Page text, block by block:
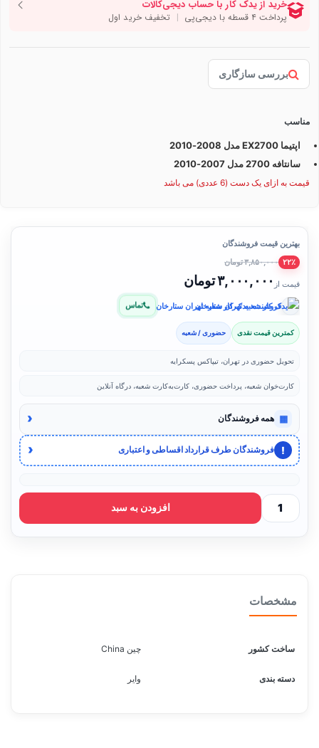
بررسی سازگاری
مناسب
اپتیما EX2700 مدل 2008-2010
سانتافه 2700 مدل 2007-2010
قیمت به ازای یک دست (6 عددی) می باشد
بهترین قیمت فروشندگان
۲۲٪ ۳,۸۵۰,۰۰۰ تومان
قیمت از ۳,۰۰۰,۰۰۰ تومان
فروشنده: یدک کار شعبه تهران ستارخان تماس
کمترین قیمت نقدی حضوری / شعبه
تحویل حضوری در تهران، تیپاکس پسکرایه
کارت‌خوان شعبه، پرداخت حضوری، کارت‌به‌کارت شعبه، درگاه آنلاین
▦ همه فروشندگان ‹
! فروشندگان طرف قرارداد اقساطی و اعتباری ‹
افزودن به سبد
مشخصات
ساخت کشور چین China
دسته بندی وایر